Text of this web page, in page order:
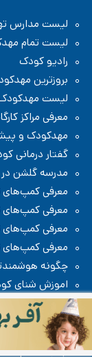
لیست مدارس
لیست تمام
رادیو کودک
بروزترین
لیست مهدکودک
معرفی مراکز
مهدکودک و
گفتار درمانی
مدرسه گلشن در
معرفی کمپ‌های
معرفی کمپ‌های
معرفی کمپ‌های
معرفی کمپ‌های
چگونه
اموزش شنای
مهدکودک رویای
افتر اسکول
شمال تهران
کمپ تابستانی
زعفرانیه / شمال